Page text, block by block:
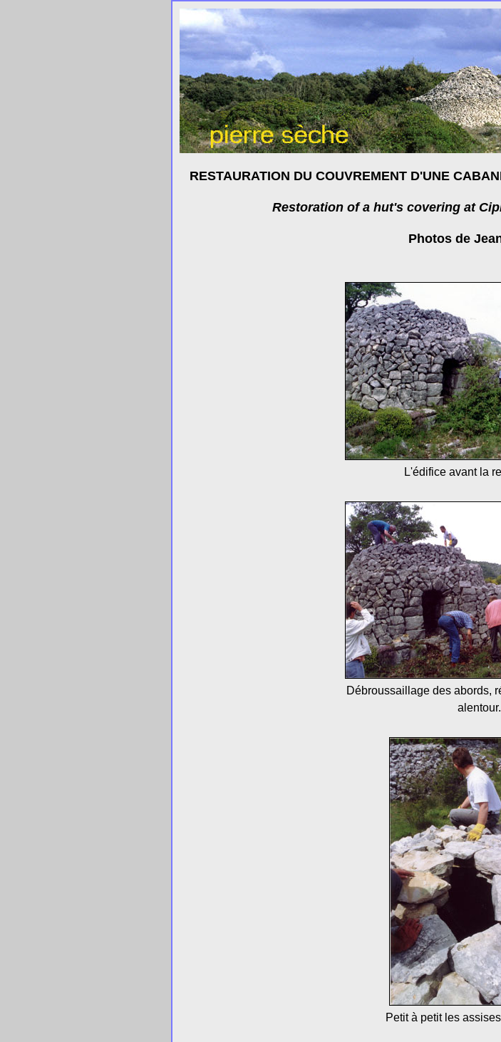
RESTAURATION DU COUVREMENT D'UNE
Restoration of a hut's covering at
Photos de
L'édifice avant la
Débroussaillage des abords,
alentour.
Petit à petit les